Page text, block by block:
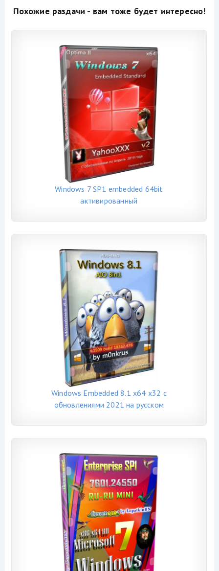
Похожие раздачи - вам тоже будет интересно!
Windows 7 SP1 embedded 64bit
активированный
Windows Embedded 8.1 x64 x32 с
обновлениями 2021 на русском